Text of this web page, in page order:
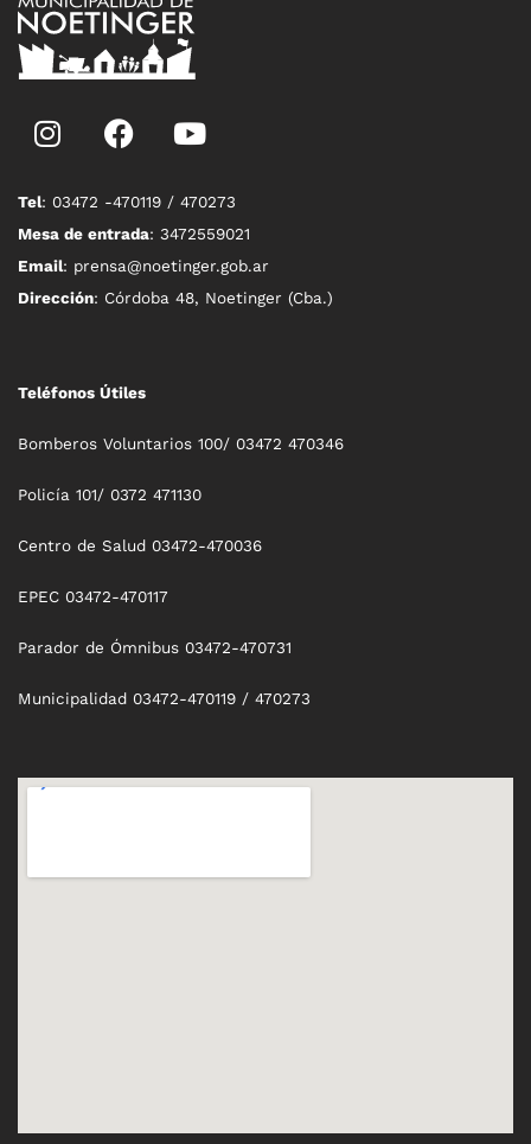
Tel: 03472 -470119 / 470273
Mesa de entrada: 3472559021
Email: prensa@noetinger.gob.ar
Dirección: Córdoba 48, Noetinger (Cba.)
Teléfonos Útiles
Bomberos Voluntarios 100/ 03472 470346
Policía 101/ 0372 471130
Centro de Salud 03472-470036
EPEC 03472-470117
Parador de Ómnibus 03472-470731
Municipalidad 03472-470119 / 470273